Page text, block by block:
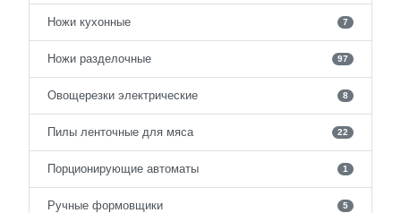
Ножи кухонные 7
Ножи разделочные 97
Овощерезки электрические 8
Пилы ленточные для мяса 22
Порционирующие автоматы 1
Ручные формовщики 5